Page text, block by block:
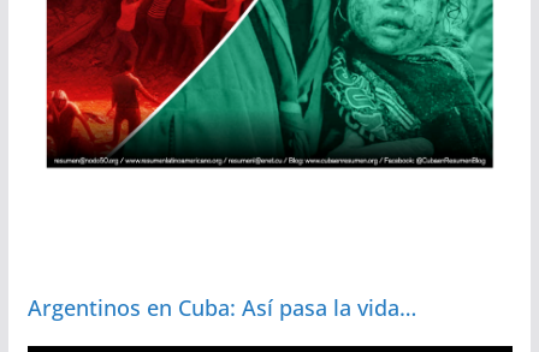
Argentinos en Cuba: Así pasa la vida…